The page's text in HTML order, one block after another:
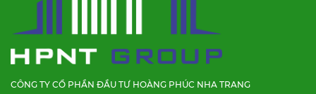
CÔNG TY CỔ PHẦN ĐẦU TƯ HOÀNG PHÚC NHA TRANG